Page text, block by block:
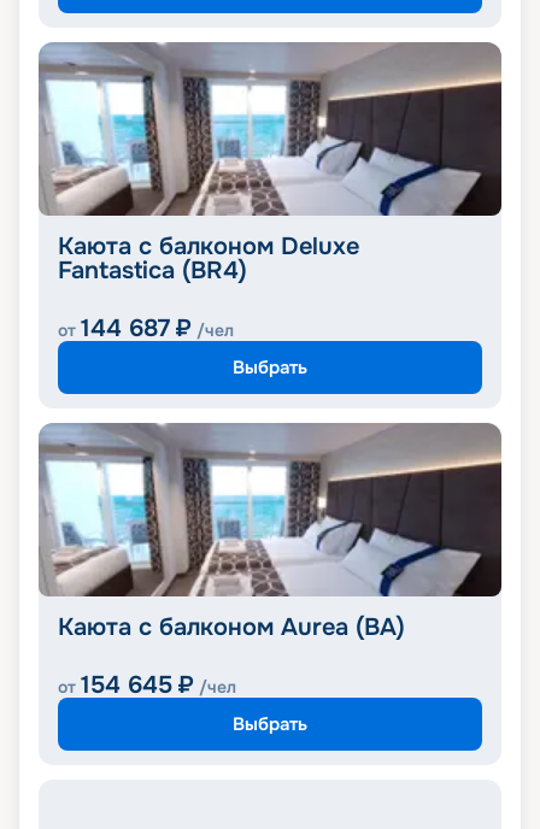
Каюта с балконом Deluxe
Fantastica (BR4)
от 144 687 ₽ /чел
Выбрать
Каюта с балконом Aurea (BA)
от 154 645 ₽ /чел
Выбрать